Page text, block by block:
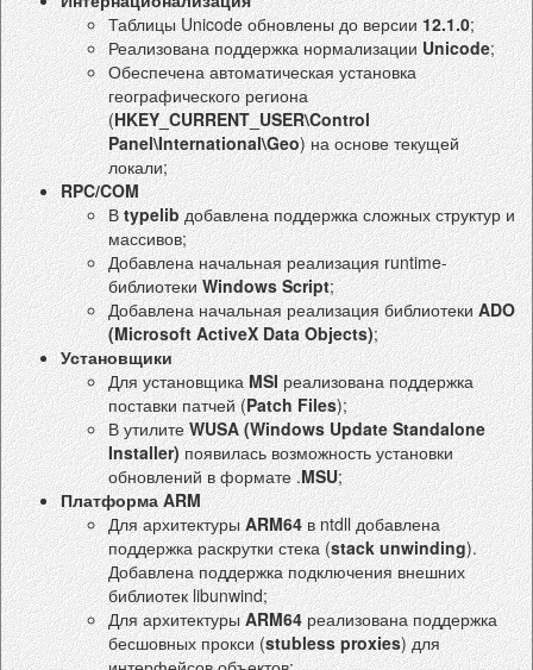
Таблицы Unicode обновлены до версии12.1.0;
Реализована поддержка нормализацииUnicode;
Обеспечена автоматическая установка
географического региона
(HKEY_CURRENT_USER\Control
Panel\International\Geo) на основе текущей
локали;
RPC/COM
Вtypelibдобавлена поддержка сложных структур и
массивов;
Добавлена начальная реализация runtime-
библиотекиWindows Script;
Добавлена начальная реализация библиотекиADO
(Microsoft ActiveX Data Objects);
Установщики
Для установщикаMSIреализована поддержка
поставки патчей (Patch Files);
В утилитеWUSA (Windows Update Standalone
Installer)появилась возможность установки
обновлений в формате .MSU;
Платформа ARM
Для архитектурыARM64в ntdll добавлена
поддержка раскрутки стека (stack unwinding).
Добавлена поддержка подключения внешних
библиотек libunwind;
Для архитектурыARM64реализована поддержка
бесшовных прокси (stubless proxies) для